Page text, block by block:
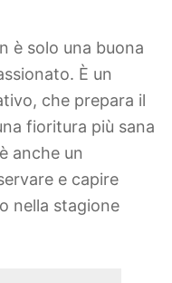
è solo una buona
È un
che prepara il
fioritura più sana
anche un
e capire
nella stagione